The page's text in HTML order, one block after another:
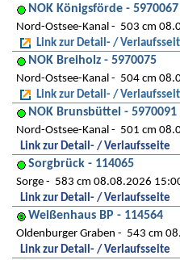
NOK Königsförde - 5970067
Nord-Ostsee-Kanal
503 cm
Link zur Detail- /
NOK Breiholz - 5970075
Nord-Ostsee-Kanal
504 cm
Link zur Detail- /
NOK Brunsbüttel - 5970091
Nord-Ostsee-Kanal
501 cm
Link zur Detail- / Verlaufsseite
Sorgbrück - 114065
Sorge
583 cm 08.08.2026
Link zur Detail- / Verlaufsseite
Weißenhaus BP - 114564
Oldenburger Graben
543 cm
Link zur Detail- / Verlaufsseite